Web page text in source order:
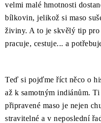
velmi malé hmotnosti
bílkovin, jelikož si maso
živiny. A to je skvělý tip pro
pracuje, cestuje... a
Teď si pojďme říct něco o
až k samotným indiánům.
připravené maso je nejen
stravitelné a v neposlední